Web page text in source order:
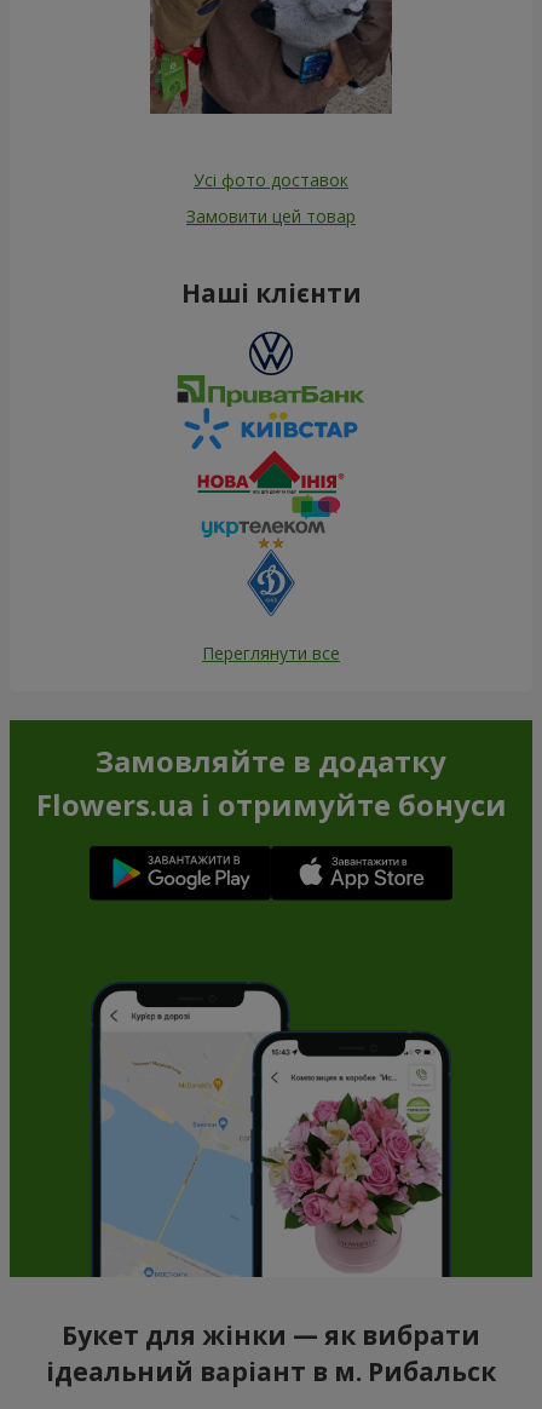
Усі фото доставок
Замовити цей товар
Наші клієнти
Переглянути все
Замовляйте в додатку
Flowers.ua і отримуйте бонуси
Букет для жінки — як вибрати
ідеальний варіант в м. Рибальск